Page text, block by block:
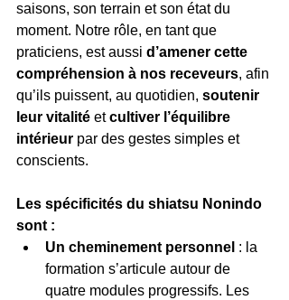
saisons, son terrain et son état du
moment. Notre rôle, en tant que
praticiens, est aussi d’amener cette
compréhension à nos receveurs, afin
qu’ils puissent, au quotidien, soutenir
leur vitalité et cultiver l’équilibre
intérieur par des gestes simples et
conscients.
Les spécificités du shiatsu Nonindo
sont :
Un cheminement personnel : la
formation s’articule autour de
quatre modules progressifs. Les